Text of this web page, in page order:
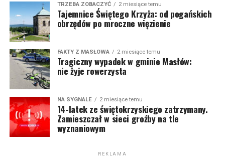
TRZEBA ZOBACZYĆ 2 miesiące temu
Tajemnice Świętego Krzyża: od pogańskich
obrzędów po mroczne więzienie
FAKTY Z MASŁOWA 2 miesiące temu
Tragiczny wypadek w gminie Masłów:
nie żyje rowerzysta
NA SYGNALE 2 miesiące temu
14-latek ze świętokrzyskiego zatrzymany.
Zamieszczał w sieci groźby na tle
wyznaniowym
REKLAMA